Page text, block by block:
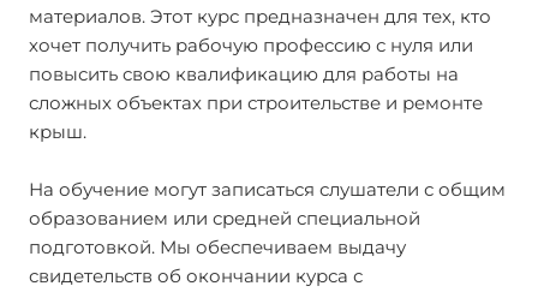
материалов. Этот курс предназначен для тех, кто
хочет получить рабочую профессию с нуля или
повысить свою квалификацию для работы на
сложных объектах при строительстве и ремонте
крыш.
На обучение могут записаться слушатели с общим
образованием или средней специальной
подготовкой. Мы обеспечиваем выдачу
свидетельств об окончании курса с